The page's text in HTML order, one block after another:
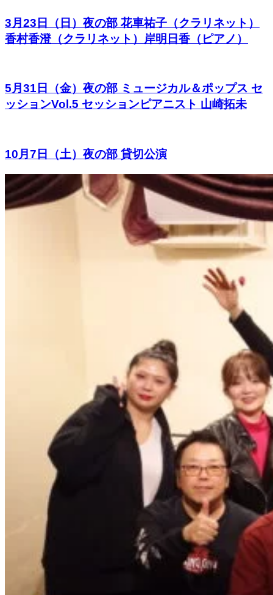
3月23日（日）夜の部 花車祐子（クラリネット）
香村香澄（クラリネット）岸明日香（ピアノ）
5月31日（金）夜の部 ミュージカル＆ポップス セ
ッションVol.5 セッションピアニスト 山崎拓未
10月7日（土）夜の部 貸切公演